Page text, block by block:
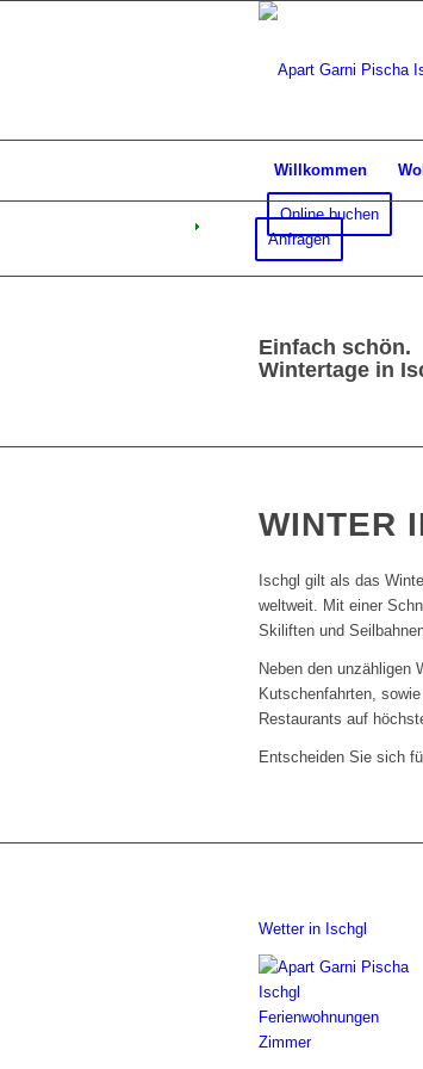
Willkommen
Online buchen
Anfragen
Einfach schön.
Wintertage in
WINTER
Ischgl gilt als das
weltweit. Mit einer
Skiliften und
Neben den unzähligen
Kutschenfahrten,
Restaurants auf
Entscheiden Sie sich
Wetter in Ischgl